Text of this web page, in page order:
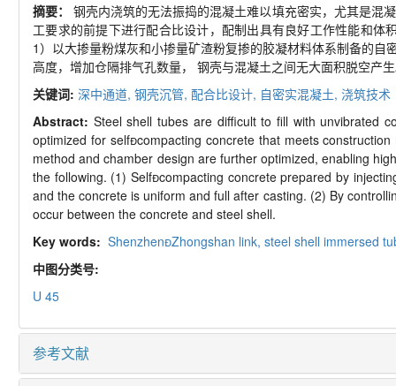
摘要：钢壳内浇筑的无法振捣的混凝土难以填充密实，尤其是混
工要求的前提下进行配合比设计，配制出具有良好工作性能和
1）以大掺量粉煤灰和小掺量矿渣粉复掺的胶凝材料体系制备的
高度，增加仓隔排气孔数量， 钢壳与混凝土之间无大面积脱空产
关键词: 深中通道, 钢壳沉管, 配合比设计, 自密实混凝土, 浇筑技术
Abstract: Steel shell tubes are difficult to fill with unvibrated
optimized for selfcompacting concrete that meets
method and chamber design are further optimized, enabling
the following. (1) Selfcompacting concrete prepared by
and the concrete is uniform and full after casting. (2) By
occur between the concrete and steel shell.
Key words: ShenzhenZhongshan link, steel shell immersed
中图分类号:
U 45
参考文献